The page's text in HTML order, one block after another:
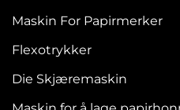
Maskin For Papirmerker
Flexotrykker
Die Skjæremaskin